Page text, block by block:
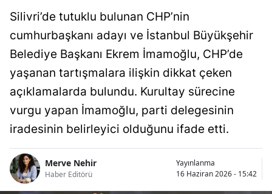
Silivri’de tutuklu bulunan CHP’nin
cumhurbaşkanı adayı ve İstanbul Büyükşehir
Belediye Başkanı Ekrem İmamoğlu, CHP’de
yaşanan tartışmalara ilişkin dikkat çeken
açıklamalarda bulundu. Kurultay sürecine
vurgu yapan İmamoğlu, parti delegesinin
iradesinin belirleyici olduğunu ifade etti.
Merve Nehir
Haber Editörü
Yayınlanma
16 Haziran 2026 - 15:42